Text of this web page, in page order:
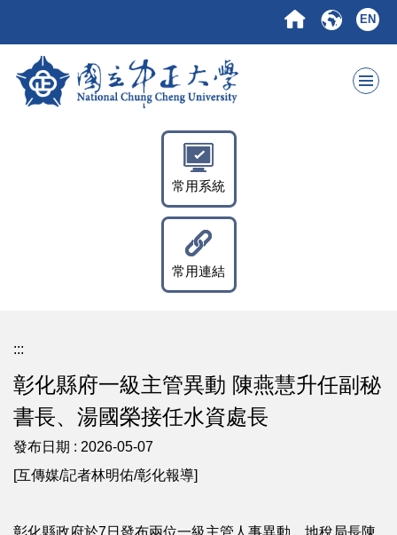
要
EN
常用系統
常用連結
:::
彰化縣府一級主管異動 陳燕慧升任副秘
書長、湯國榮接任水資處長
發布日期 : 2026-05-07
[互傳媒/記者林明佑/彰化報導]
彰化縣政府於7日發布兩位一級主管人事異動，地稅局長陳